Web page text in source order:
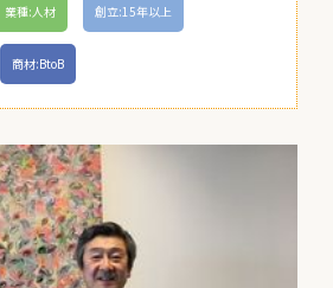
業種:人材 創立:15年以上
商材:BtoB